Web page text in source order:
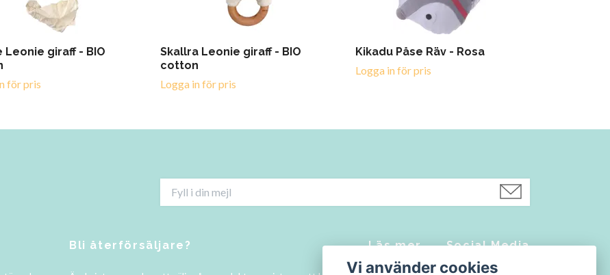
Leonie giraff - BIO
för pris
Skallra Leonie giraff - BIO
cotton
Logga in för pris
Kikadu Påse Räv - Rosa
Logga in för pris
Bli återförsäljare? Läs mer Social Media
Vi använder cookies